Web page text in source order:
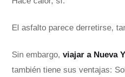
El asfalto parece derretirse,
Sin embargo, viajar a Nueva
también tiene sus ventajas: